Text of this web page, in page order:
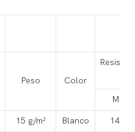
Peso Color
MD
15 g/m² Blanco 14.7